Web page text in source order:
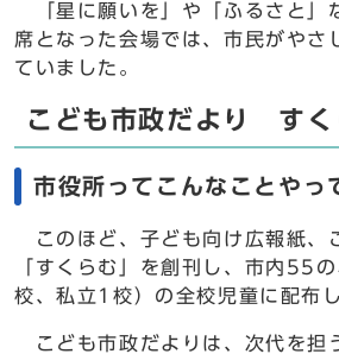
「星に願いを」や「ふるさと」
席となった会場では、市民がやさ
ていました。
こども市政だより すく
市役所ってこんなことやっ
このほど、子ども向け広報紙、
「すくらむ」を創刊し、市内55
校、私立1校）の全校児童に配布
こども市政だよりは、次代を担